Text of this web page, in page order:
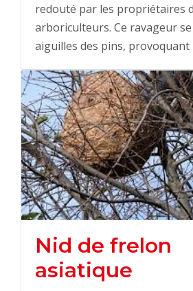
redouté par les propriétaires
arboriculteurs. Ce ravageur
aiguilles des pins,
Nid de frelon
asiatique